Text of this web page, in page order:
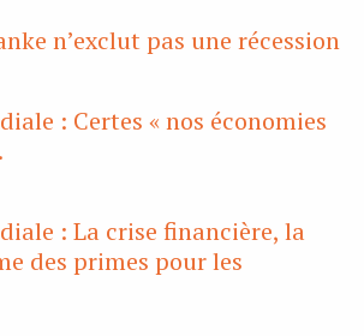
n’exclut pas une récession
: Certes « nos économies
: La crise financière, la
des primes pour les